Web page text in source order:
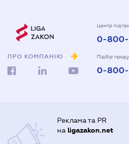
ПРО КОМПАНІЮ
Центр
0-800-
Підбір
0-800-
Реклама та PR
на ligazakon.net